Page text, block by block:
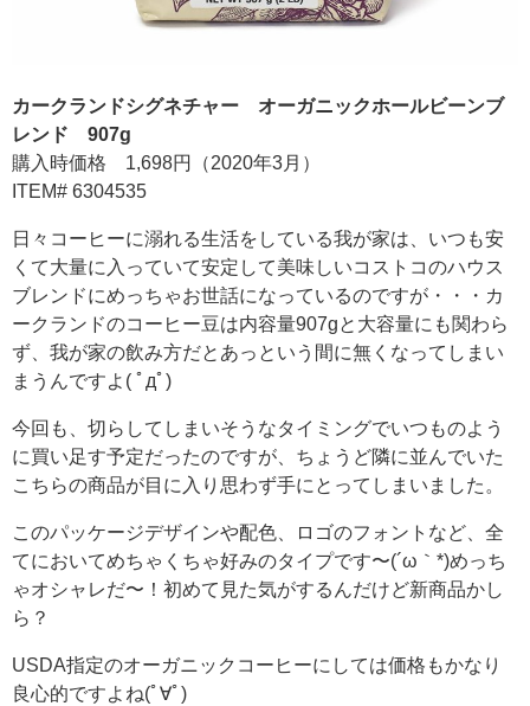
カークランドシグネチャー オーガニックホールビーンブ
レンド 907g
購入時価格 1,698円（2020年3月）
ITEM# 6304535
日々コーヒーに溺れる生活をしている我が家は、いつも安
くて大量に入っていて安定して美味しいコストコのハウス
ブレンドにめっちゃお世話になっているのですが・・・カ
ークランドのコーヒー豆は内容量907gと大容量にも関わら
ず、我が家の飲み方だとあっという間に無くなってしまい
まうんですよ( ﾟдﾟ)
今回も、切らしてしまいそうなタイミングでいつものよう
に買い足す予定だったのですが、ちょうど隣に並んでいた
こちらの商品が目に入り思わず手にとってしまいました。
このパッケージデザインや配色、ロゴのフォントなど、全
てにおいてめちゃくちゃ好みのタイプです〜(´ω｀*)めっち
ゃオシャレだ〜！初めて見た気がするんだけど新商品かし
ら？
USDA指定のオーガニックコーヒーにしては価格もかなり
良心的ですよね(ﾟ∀ﾟ)